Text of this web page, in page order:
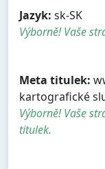
Jazyk: sk-SK
Výborně! Vaše
Meta titulek:
kartografické
Výborně! Vaše
titulek.